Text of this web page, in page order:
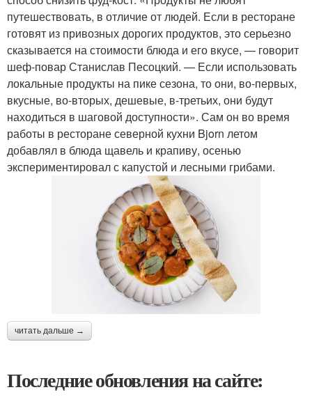
путешествовать, в отличие от людей. Если в ресторане
готовят из привозных дорогих продуктов, это серьезно
сказывается на стоимости блюда и его вкусе, — говорит
шеф-повар Станислав Песоцкий. — Если использовать
локальные продукты на пике сезона, то они, во-первых,
вкусные, во-вторых, дешевые, в-третьих, они будут
находиться в шаговой доступности». Сам он во время
работы в ресторане северной кухни Bjorn летом
добавлял в блюда щавель и крапиву, осенью
экспериментировал с капустой и лесными грибами.
читать дальше →
Последние обновления на сайте: